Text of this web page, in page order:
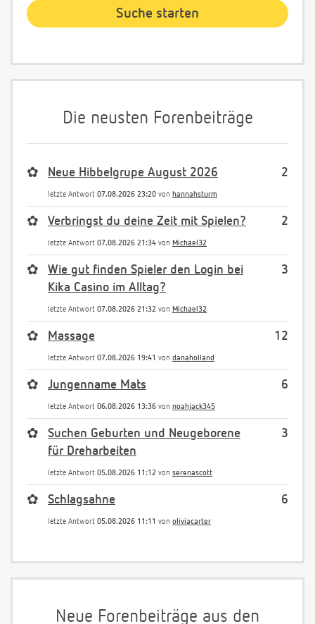
Die neusten Forenbeiträge
2
✿ Neue Hibbelgrupe August 2026
letzte Antwort 07.08.2026 23:20 von hannahsturm
2
✿ Verbringst du deine Zeit mit Spielen?
letzte Antwort 07.08.2026 21:34 von Michael32
3
✿
Wie gut finden Spieler den Login bei
Kika Casino im Alltag?
letzte Antwort 07.08.2026 21:32 von Michael32
12
✿ Massage
letzte Antwort 07.08.2026 19:41 von danaholland
6
✿ Jungenname Mats
letzte Antwort 06.08.2026 13:36 von noahjack345
3
✿
Suchen Geburten und Neugeborene
für Dreharbeiten
letzte Antwort 05.08.2026 11:12 von serenascott
6
✿ Schlagsahne
letzte Antwort 05.08.2026 11:11 von oliviacarter
Neue Forenbeiträge aus den